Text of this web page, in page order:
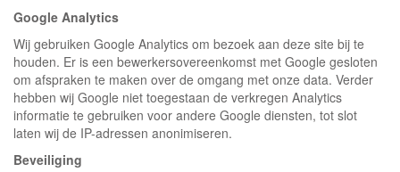
Google Analytics
Wij gebruiken Google Analytics om bezoek aan deze site bij te
houden. Er is een bewerkersovereenkomst met Google gesloten
om afspraken te maken over de omgang met onze data. Verder
hebben wij Google niet toegestaan de verkregen Analytics
informatie te gebruiken voor andere Google diensten, tot slot
laten wij de IP-adressen anonimiseren.
Beveiliging